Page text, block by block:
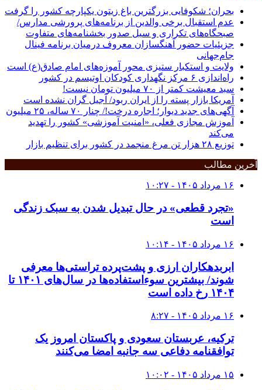
بحران؛ شکوفایی بزرگترین باغ زیتون یکپارچه کشور را گرفت
عدم استقبال برخی والدین از برنامه‌های پرورشی مدارس/
صبحگاه‌های تکراری و سیل صدور بخشنامه‌های متفاوت
جزیئیات حضور آهنگسازان معروف درمیان برنامه فینال
جام‌جهانی
ولایت و استکبار ستیزی محور آموزه‌های امام صادق(ع) است
راه‌اندازی ۶ مرکز نگهداری کودکان اوتیسم در کشور
سبد معیشت کمتر از ۷۰ میلیون تومان نیست!
آمریکا بازار پسته را از ایران ربود/ آجیل گران نشده است
آگهی‌های جدید دیوار؛ اجاره درخت!/ چنار ٧٠ ساله، ٢۵ میلیون
آموزش مجازی فعلی، «امنیت آموزشی» کشور را تهدید
می‌کند
توزیع ۲۸ هزار تن مرغ منجمد در کشور برای تنظیم بازار
آخرین مطالب
۱۶ مرداد ۱۴۰۵ - ۱۰:۲۷
«تجرد قطعی» در حال تبدیل شدن به سبک زندگی
است
۱۶ مرداد ۱۴۰۵ - ۱۰:۱۴
ابربدهکاران ارزی و پشت‌پرده تراستی‌ها معرفی
شوند/ بیشترین سوءاستفاده‌ها در سال‌های ۱۴۰۱ تا
۱۴۰۴ رخ داده است
۱۶ مرداد ۱۴۰۵ - ۸:۲۷
ترکیه، عربستان سعودی و پاکستان امروز یک
توافقنامه دفاعی سه جانبه امضا می‌کنند
۱۵ مرداد ۱۴۰۵ - ۱۰:۰۲